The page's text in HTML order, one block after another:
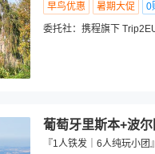
早鸟优惠
暑期大促
0
委托社： 携程旗下
葡萄牙里斯本+波
『1人铁发｜6人纯玩小